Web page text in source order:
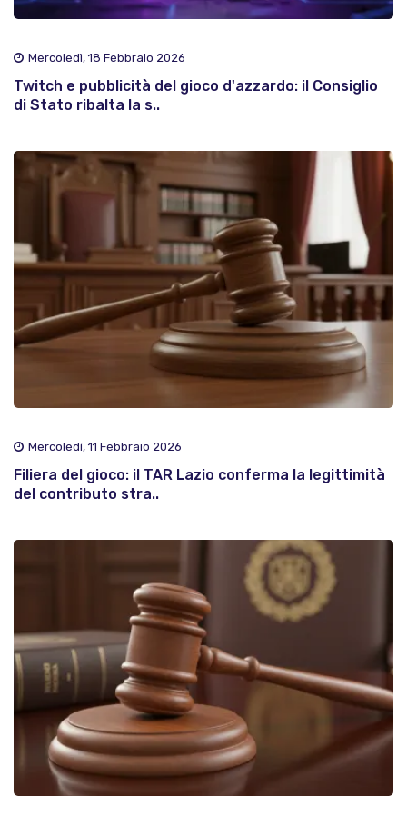
Mercoledì, 18 Febbraio 2026
Twitch e pubblicità del gioco d'azzardo: il Consiglio
di Stato ribalta la s..
Mercoledì, 11 Febbraio 2026
Filiera del gioco: il TAR Lazio conferma la legittimità
del contributo stra..